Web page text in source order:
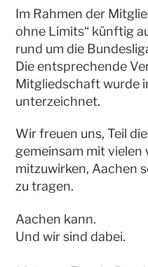
Im Rahmen der
ohne Limits“ künftig
rund um die
Die entsprechende
Mitgliedschaft wurde
unterzeichnet.
Wir freuen uns, Teil
gemeinsam mit
mitzuwirken, Aachen
zu tragen.
Aachen kann.
Und wir sind dabei.